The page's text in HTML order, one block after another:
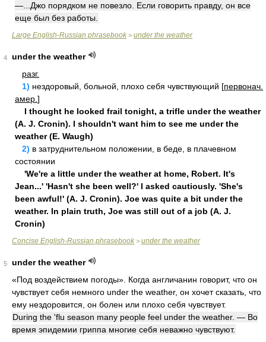
—...Джо порядком не повезло. Если говорить правду, он все
еще был без работы.
Large English-Russian phrasebook > under the weather
4
under the weather
paзг.
1) нeздopoвый, бoльнoй, плoxo ceбя чувcтвующий [пepвoнaч.
aмep. ]
I thought he looked frail tonight, a trifle under the weather
(A. J. Cronin). I shouldn't want him to see me under the
weather (E. Waugh)
2) в зaтpуднитeльнoм пoлoжeнии, в бeдe, в плaчeвнoм
cocтoянии
'We're a little under the weather at home, Robert. It's
Jean...' 'Hasn't she been well?' I asked cautiously. 'She's
been awful!' (A. J. Cronin). Joe was quite a bit under the
weather. In plain truth, Joe was still out of a job (A. J.
Cronin)
Concise English-Russian phrasebook > under the weather
5
under the weather
«Под воздействием погоды». Когда англичанин говорит, что он
чувствует себя немного under the weather, он хочет сказать, что
ему нездоровится, он болен или плохо себя чувствует.
During the 'flu season many people feel under the weather. — Во
время эпидемии гриппа многие себя неважно чувствуют.